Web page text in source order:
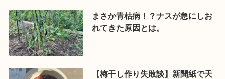
まさか青枯病！？ナスが急にしお
れてきた原因とは。
【梅干し作り失敗談】新聞紙で天